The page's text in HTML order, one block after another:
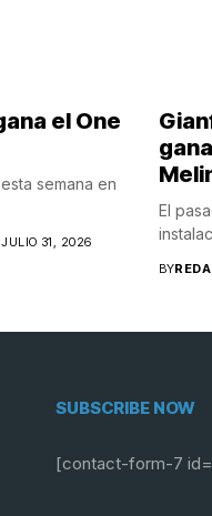
el One
semana en
JULIO 31, 2026
El
BY
SUBSCRIBE NOW
[contact-form-7